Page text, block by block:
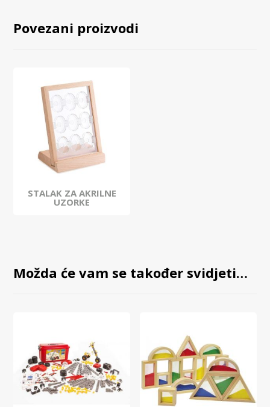
Povezani proizvodi
STALAK ZA AKRILNE
UZORKE
Možda će vam se također svidjeti…